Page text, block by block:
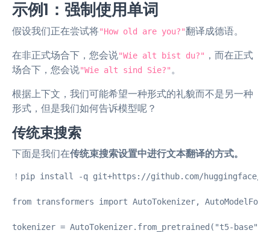
示例1：强制使用单词
假设我们正在尝试将"How old are you?"翻译成德语。
在非正式场合下，您会说"Wie alt bist du?" ，而在正式
场合下，您会说"Wie alt sind Sie?"。
根据上下文，我们可能希望一种形式的礼貌而不是另一种
形式，但是我们如何告诉模型呢？
传统束搜索
下面是我们在传统束搜索设置中进行文本翻译的方式。
！pip install -q git+https://github.com/huggingface/
from transformers import AutoTokenizer,
tokenizer = AutoTokenizer.from_pretrained("t5-base")